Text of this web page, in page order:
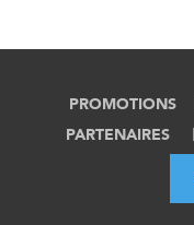
PROMOTIONS
PARTENAIRES